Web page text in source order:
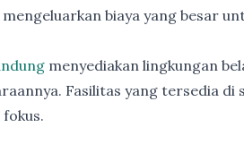
biaya yang besar
menyediakan lingkungan
Fasilitas yang tersedia di